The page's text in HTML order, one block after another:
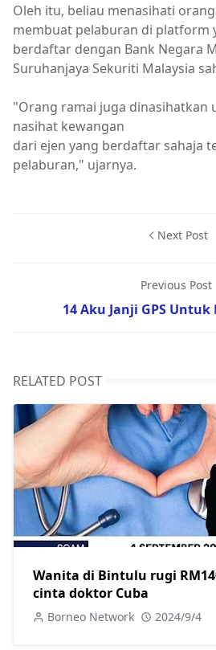
Oleh itu, beliau menasihati
membuat pelaburan di platform
berdaftar dengan Bank Negara
Suruhanjaya Sekuriti Malaysia
"Orang ramai juga dinasihatkan
nasihat kewangan
dari ejen yang berdaftar sahaja
pelaburan," ujarnya.
Next Post
Previous Post
14 Aku Janji GPS Untuk
RELATED POST
Wanita di Bintulu rugi
cinta doktor Cuba
Borneo Network 2024/9/4